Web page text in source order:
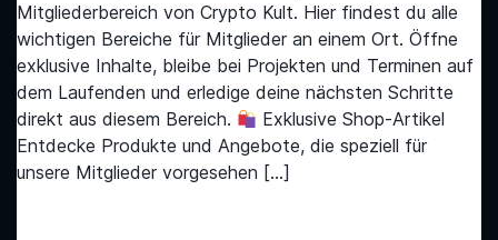
Mitgliederbereich von Crypto Kult. Hier findest du alle
wichtigen Bereiche für Mitglieder an einem Ort. Öffne
exklusive Inhalte, bleibe bei Projekten und Terminen auf
dem Laufenden und erledige deine nächsten Schritte
direkt aus diesem Bereich.
Exklusive Shop-Artikel
Entdecke Produkte und Angebote, die speziell für
unsere Mitglieder vorgesehen […]